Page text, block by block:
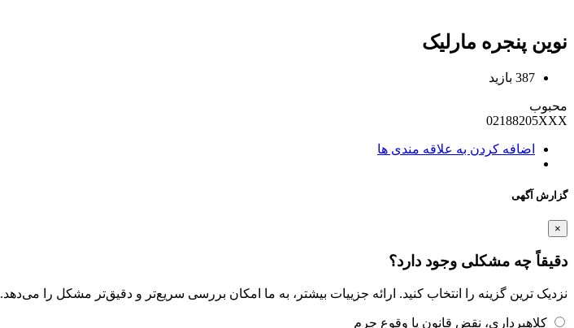
نوین پنجره مارلیک
387 بازید
محبوب
02188205XXX
اضافه کردن به علاقه مندی ها
گزارش آگهی
×
دقیقاً چه مشکلی وجود دارد؟
نزدیک ترین گزینه را انتخاب کنید. ارائه جزییات بیشتر، به ما امکان بررسی سریع‌تر و دقیق‌تر مشکل را می‌دهد.
کلاهبرداری، نقض قانون یا وقوع جرم